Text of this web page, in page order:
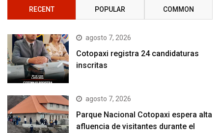
RECENT POPULAR COMMON
agosto 7, 2026
Cotopaxi registra 24 candidaturas
inscritas
agosto 7, 2026
Parque Nacional Cotopaxi espera alta
afluencia de visitantes durante el